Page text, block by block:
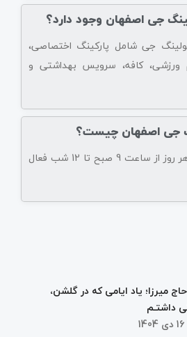
جی اصفهان وجود دارد؟
جی شامل پارکینگ اختصاصی،
ورزشی، کافه، سرویس بهداشتی و
جی اصفهان چیست؟
بولینگ جی اصفهان هر روز از ساعت 9 صبح تا 12 شب فعال
16 دی 1404
میرزا؛ یاد ایامی که در گلشن،
داشتـم